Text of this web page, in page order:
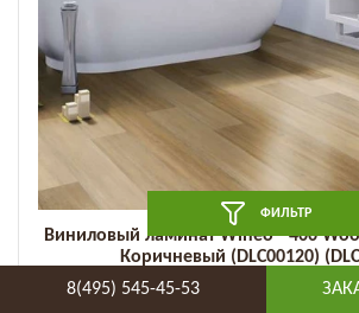
Виниловый ламинат Wineo - 400
Коричневый (DLC00120)
ФИЛЬТР
8(495) 545-45-53